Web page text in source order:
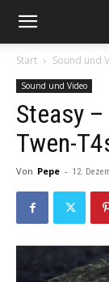
Start Sound und
Sound und Video
Steasy
Twen-
Von Pepe - 12.